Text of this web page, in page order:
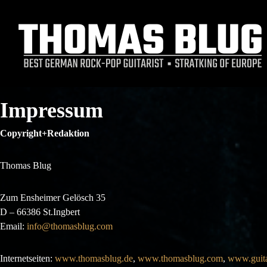
l
t
s
r
n
g
e
Impressum
Copyright+Redaktion
Thomas Blug
Zum Ensheimer Gelösch 35
D – 66386 St.Ingbert
Email: info@thomasblug.com
Internetseiten: www.thomasblug.de, www.thomasblug.com,